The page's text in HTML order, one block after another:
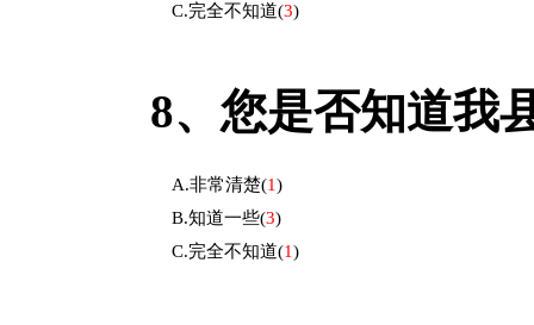
C.完全不知道(3)
8、 您是否知道我
A.非常清楚(1)
B.知道一些(3)
C.完全不知道(1)